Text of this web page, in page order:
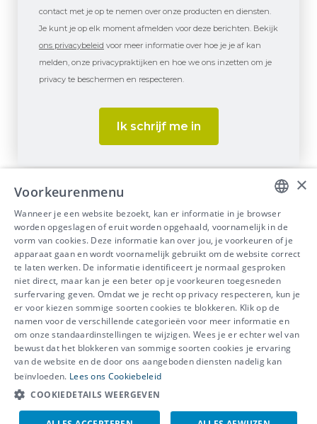
contact met je op te nemen over onze producten en diensten.
Je kunt je op elk moment afmelden voor deze berichten. Bekijk
ons privacybeleid voor meer informatie over hoe je je af kan
melden, onze privacypraktijken en hoe we ons inzetten om je
privacy te beschermen en respecteren.
IDEWE ® © 2018-2025
Disclaimer Privacy Cookiebeleid
DUTCH
FRENCH
×
Voorkeurenmenu
Wanneer je een website bezoekt, kan er informatie in je browser
worden opgeslagen of eruit worden opgehaald, voornamelijk in de
vorm van cookies. Deze informatie kan over jou, je voorkeuren of je
apparaat gaan en wordt voornamelijk gebruikt om de website correct
te laten werken. De informatie identificeert je normaal gesproken
niet direct, maar kan je een beter op je voorkeuren toegesneden
surfervaring geven. Omdat we je recht op privacy respecteren, kun je
er voor kiezen sommige soorten cookies te blokkeren. Klik op de
namen voor de verschillende categorieën voor meer informatie en
om onze standaardinstellingen te wijzigen. Wees je er echter wel van
bewust dat het blokkeren van sommige soorten cookies je ervaring
van de website en de door ons aangeboden diensten nadelig kan
beïnvloeden. Lees ons Cookiebeleid
COOKIEDETAILS WEERGEVEN